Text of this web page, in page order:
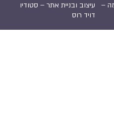
עיצוב ובניית אתר –סטודיו
דויד רוס